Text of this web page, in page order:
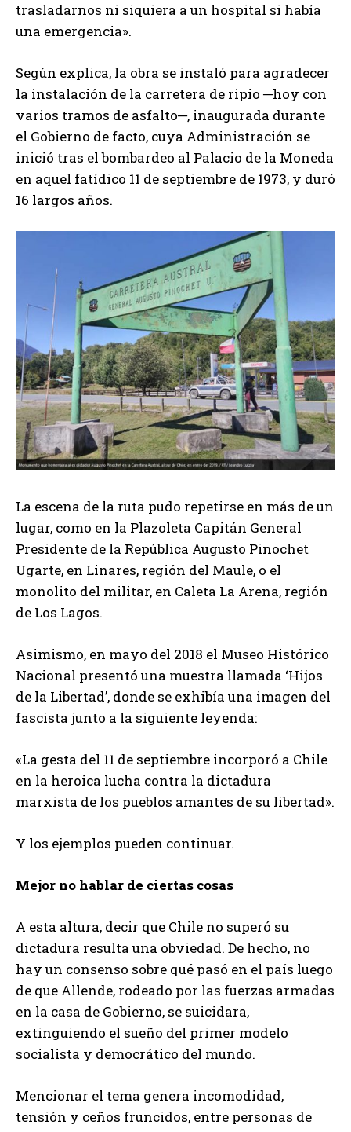
trasladarnos ni siquiera a un hospital si había
una emergencia».
Según explica, la obra se instaló para agradecer
la instalación de la carretera de ripio ─hoy con
varios tramos de asfalto─, inaugurada durante
el Gobierno de facto, cuya Administración se
inició tras el bombardeo al Palacio de la Moneda
en aquel fatídico 11 de septiembre de 1973, y duró
16 largos años.
La escena de la ruta pudo repetirse en más de un
lugar, como en la Plazoleta Capitán General
Presidente de la República Augusto Pinochet
Ugarte, en Linares, región del Maule, o el
monolito del militar, en Caleta La Arena, región
de Los Lagos.
Asimismo, en mayo del 2018 el Museo Histórico
Nacional presentó una muestra llamada ‘Hijos
de la Libertad’, donde se exhibía una imagen del
fascista junto a la siguiente leyenda:
«La gesta del 11 de septiembre incorporó a Chile
en la heroica lucha contra la dictadura
marxista de los pueblos amantes de su libertad».
Y los ejemplos pueden continuar.
Mejor no hablar de ciertas cosas
A esta altura, decir que Chile no superó su
dictadura resulta una obviedad. De hecho, no
hay un consenso sobre qué pasó en el país luego
de que Allende, rodeado por las fuerzas armadas
en la casa de Gobierno, se suicidara,
extinguiendo el sueño del primer modelo
socialista y democrático del mundo.
Mencionar el tema genera incomodidad,
tensión y ceños fruncidos, entre personas de